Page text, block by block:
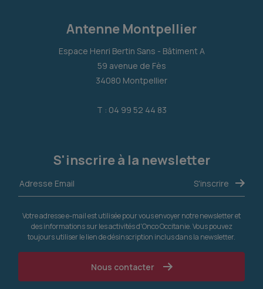
Antenne Montpellier
Espace Henri Bertin Sans - Bâtiment A
59 avenue de Fès
34080 Montpellier
T : 04 99 52 44 83
S'inscrire à la newsletter
Votre adresse e-mail est utilisée pour vous envoyer notre newsletter et
des informations sur les activités d'Onco Occitanie. Vous pouvez
toujours utiliser le lien de désinscription inclus dans la newsletter.
Nous contacter